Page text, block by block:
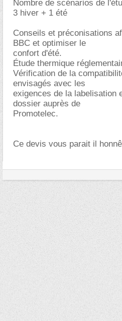
Nombre de scénarios de
3 hiver + 1 été
Conseils et préconisations
BBC et optimiser le
confort d'été.
Étude thermique
Vérification de la
envisagés avec les
exigences de la labelisation
dossier auprès de
Promotelec.
Ce devis vous parait il